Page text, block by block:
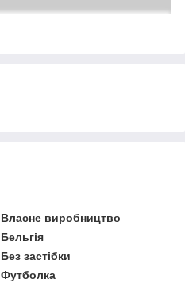
Власне виробництво
Бельгія
Без застібки
Футболка